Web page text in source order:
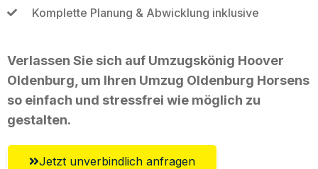
Komplette Planung & Abwicklung inklusive
Verlassen Sie sich auf Umzugskönig Hoover
Oldenburg, um Ihren Umzug Oldenburg Horsens
so einfach und stressfrei wie möglich zu
gestalten.
Jetzt unverbindlich anfragen